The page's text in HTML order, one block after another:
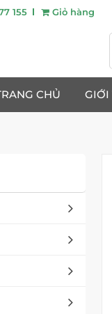
155 Giỏ hàng
CHỦ GIỚI